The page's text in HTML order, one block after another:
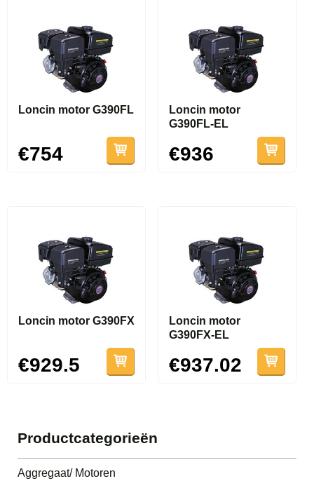
Loncin motor G390FL
€754
Loncin motor
G390FL-EL
€936
Loncin motor G390FX
€929.5
Loncin motor
G390FX-EL
€937.02
Productcategorieën
Aggregaat/ Motoren